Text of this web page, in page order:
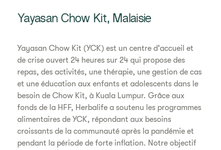
Yayasan Chow Kit, Malaisie
Yayasan Chow Kit (YCK) est un centre d'accueil et
de crise ouvert 24 heures sur 24 qui propose des
repas, des activités, une thérapie, une gestion de cas
et une éducation aux enfants et adolescents dans le
besoin de Chow Kit, à Kuala Lumpur. Grâce aux
fonds de la HFF, Herbalife a soutenu les programmes
alimentaires de YCK, répondant aux besoins
croissants de la communauté après la pandémie et
pendant la période de forte inflation. Notre objectif